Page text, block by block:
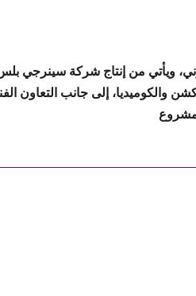
ويأتي من إنتاج شركة سينرجي
والكوميديا، إلى جانب التعاون